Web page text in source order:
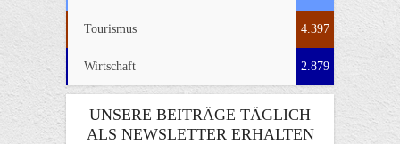
Tourismus 4.397
Wirtschaft 2.879
UNSERE BEITRÄGE TÄGLICH
ALS NEWSLETTER ERHALTEN